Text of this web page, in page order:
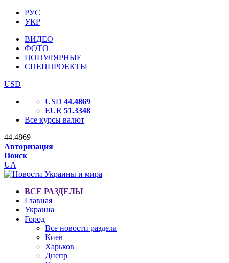
РУС
УКР
ВИДЕО
ФОТО
ПОПУЛЯРНЫЕ
СПЕЦПРОЕКТЫ
USD
USD 44.4869
EUR 51.3348
Все курсы валют
44.4869
Авторизация
Поиск
UA
ВСЕ РАЗДЕЛЫ
Главная
Украина
Город
Все новости раздела
Киев
Харьков
Днепр